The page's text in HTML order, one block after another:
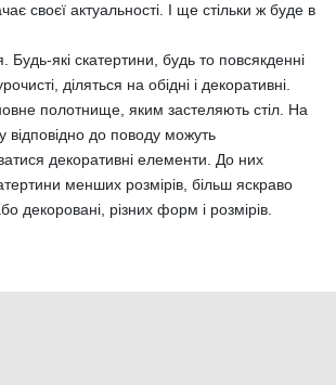
своєї актуальності. І ще стільки ж буде в
Будь-які скатертини, будь то повсякденні
діляться на обідні і декоративні.
полотнище, яким застеляють стіл. На
відповідно до поводу можуть
декоративні елементи. До них
менших розмірів, більш яскраво
декоровані, різних форм і розмірів.